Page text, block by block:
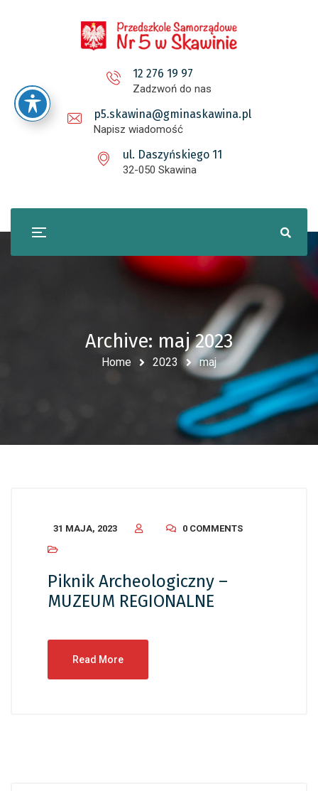
12 276 19 97
Zadzwoń do nas
p5.skawina@gminaskawina.pl
Napisz wiadomość
ul. Daszyńskiego 11
32-050 Skawina
Archive: maj 2023
Home 2023 maj
31 MAJA, 2023 0 COMMENTS
Piknik Archeologiczny –
MUZEUM REGIONALNE
Read More